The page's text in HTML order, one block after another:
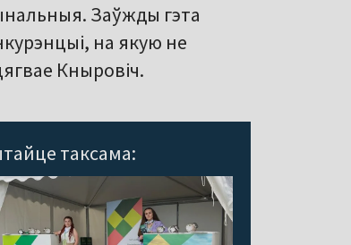
Заўжды гэта
на якую не
Кныровіч.
таксама: